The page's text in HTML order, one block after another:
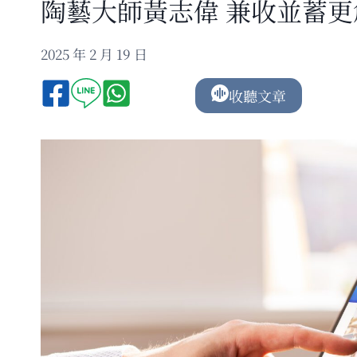
陶藝大師黃志偉 兼收並蓄
2025 年 2 月 19 日
收聽文章